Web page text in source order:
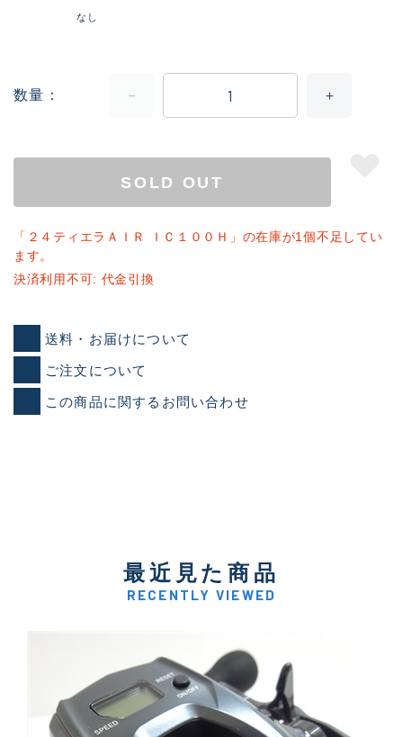
なし
数量
SOLD OUT
「２４ティエラＡＩＲ ＩＣ１００Ｈ」の在庫が1個不足してい
ます。
決済利用不可: 代金引換
送料・お届けについて
ご注文について
この商品に関するお問い合わせ
最近見た商品
RECENTLY VIEWED